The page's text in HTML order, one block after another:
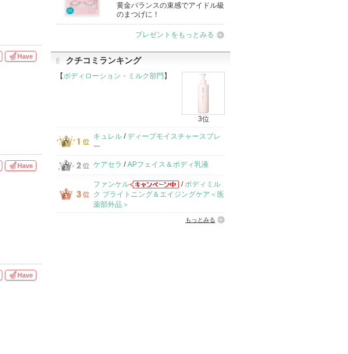
Have
Have
Have
現
品
黄金バランスの束感でアイドル級
のまつげに！
プレゼントをもっとみる
クチコミランキング
【ボディローション・ミルク部門 】
3位
キュレル /ディープモイスチャースプレ
ー
ケアセラ /APフェイス＆ボディ乳液
ファンケル /ボディミル
ク ブライトニング＆エイジングケア＜医
薬部外品＞
もっとみる